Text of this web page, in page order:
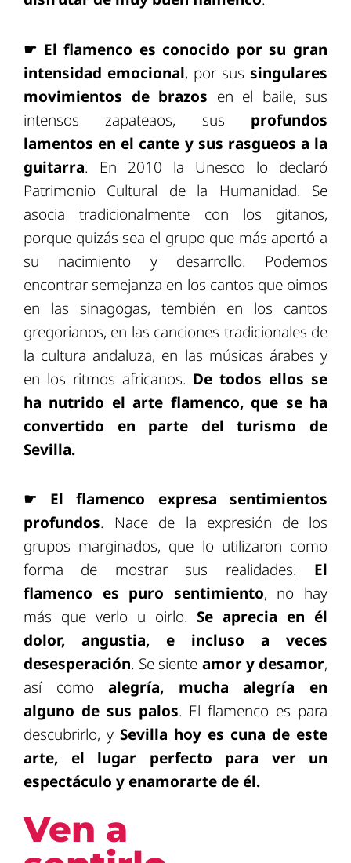
☛ El flamenco es conocido por su gran
intensidad emocional, por sus singulares
movimientos de brazos en el baile, sus
intensos zapateaos, sus profundos
lamentos en el cante y sus rasgueos a la
guitarra. En 2010 la Unesco lo declaró
Patrimonio Cultural de la Humanidad. Se
asocia tradicionalmente con los gitanos,
porque quizás sea el grupo que más aportó a
su nacimiento y desarrollo. Podemos
encontrar semejanza en los cantos que oimos
en las sinagogas, tembién en los cantos
gregorianos, en las canciones tradicionales de
la cultura andaluza, en las músicas árabes y
en los ritmos africanos. De todos ellos se
ha nutrido el arte flamenco, que se ha
convertido en parte del turismo de
Sevilla.
☛ El flamenco expresa sentimientos
profundos. Nace de la expresión de los
grupos marginados, que lo utilizaron como
forma de mostrar sus realidades. El
flamenco es puro sentimiento, no hay
más que verlo u oirlo.Se aprecia en él
dolor, angustia, e incluso a veces
desesperación. Se siente amor y desamor,
así como alegría, mucha alegría en
alguno de sus palos. El flamenco es para
descubrirlo, y Sevilla hoy es cuna de este
arte, el lugar perfecto para ver un
espectáculo y enamorarte de él.
Ven a